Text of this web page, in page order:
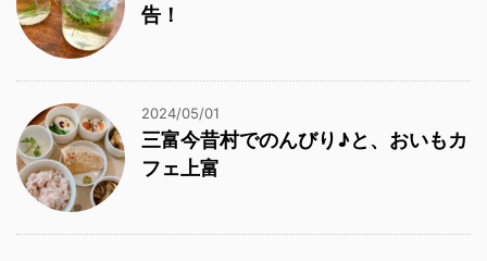
告！
2024/05/01
三富今昔村でのんびり♪と、おいもカ
フェ上富